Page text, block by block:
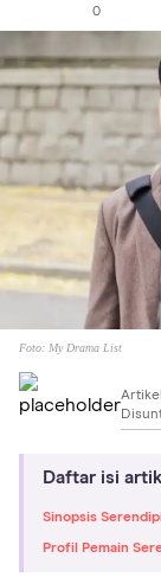
0
Foto: My Drama List
Daftar isi
Sinopsis
Profil Pemain